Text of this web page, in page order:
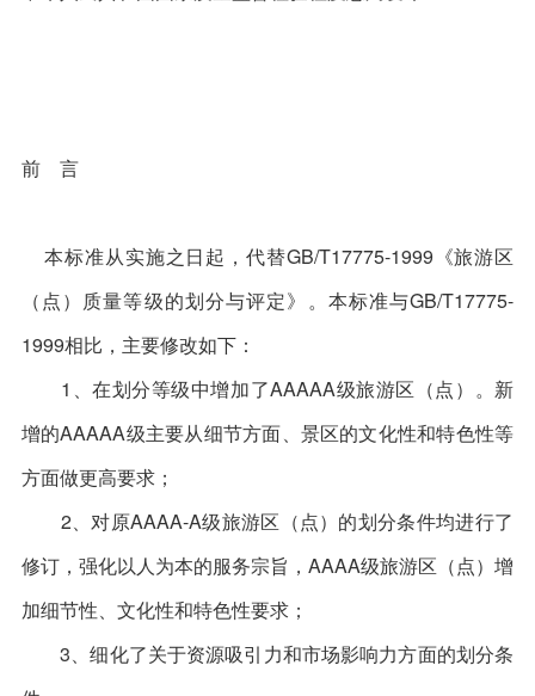
前 言
本标准从实施之日起，代替GB/T17775-1999《旅游区
（点）质量等级的划分与评定》。本标准与GB/T17775-
1999相比，主要修改如下：
1、在划分等级中增加了AAAAA级旅游区（点）。新
增的AAAAA级主要从细节方面、景区的文化性和特色性等
方面做更高要求；
2、对原AAAA-A级旅游区（点）的划分条件均进行了
修订，强化以人为本的服务宗旨，AAAA级旅游区（点）增
加细节性、文化性和特色性要求；
3、细化了关于资源吸引力和市场影响力方面的划分条